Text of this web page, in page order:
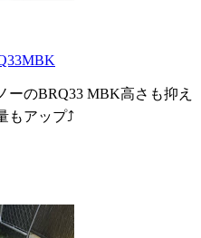
ーのBRQ33 MBK高さも抑え
もアップ⤴️